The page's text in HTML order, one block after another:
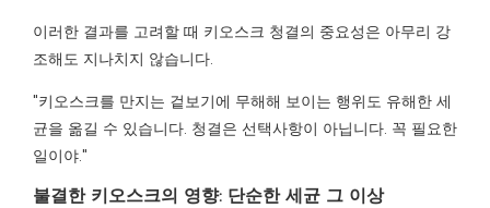
이러한 결과를 고려할 때 키오스크 청결의 중요성은 아무리 강
조해도 지나치지 않습니다.
"키오스크를 만지는 겉보기에 무해해 보이는 행위도 유해한 세
균을 옮길 수 있습니다. 청결은 선택사항이 아닙니다. 꼭 필요한
일이야."
불결한 키오스크의 영향: 단순한 세균 그 이상